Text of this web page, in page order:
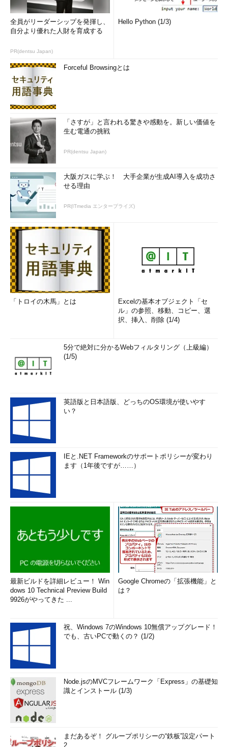
全員がリーダーシップを発揮し、
自分より優れた人財を育成する
PR(dentsu Japan)
Hello Python (1/3)
Forceful Browsingとは
「さすが」と言われる驚きや感動を。新しい価値を
生む電通の挑戦
PR(dentsu Japan)
大阪ガスに学ぶ！ 大手企業が生成AI導入を成功さ
せる理由
PR(ITmedia エンタープライズ)
「トロイの木馬」とは
Excelの基本オブジェクト「セ
ル」の参照、移動、コピー、選
択、挿入、削除 (1/4)
5分で絶対に分かるWebフィルタリング（上級編）
(1/5)
英語版と日本語版、どっちのOS環境が使いやす
い？
IEと.NET Frameworkのサポートポリシーが変わり
ます（1年後ですが……）
最新ビルドを詳細レビュー！ Win
dows 10 Technical Preview Build
9926がやってきた ...
Google Chromeの「拡張機能」と
は？
祝、Windows 7のWindows 10無償アップグレード！
でも、古いPCで動くの？ (1/2)
Node.jsのMVCフレームワーク「Express」の基礎知
識とインストール (1/3)
まだあるぞ！ グループポリシーの“鉄板”設定パート
2